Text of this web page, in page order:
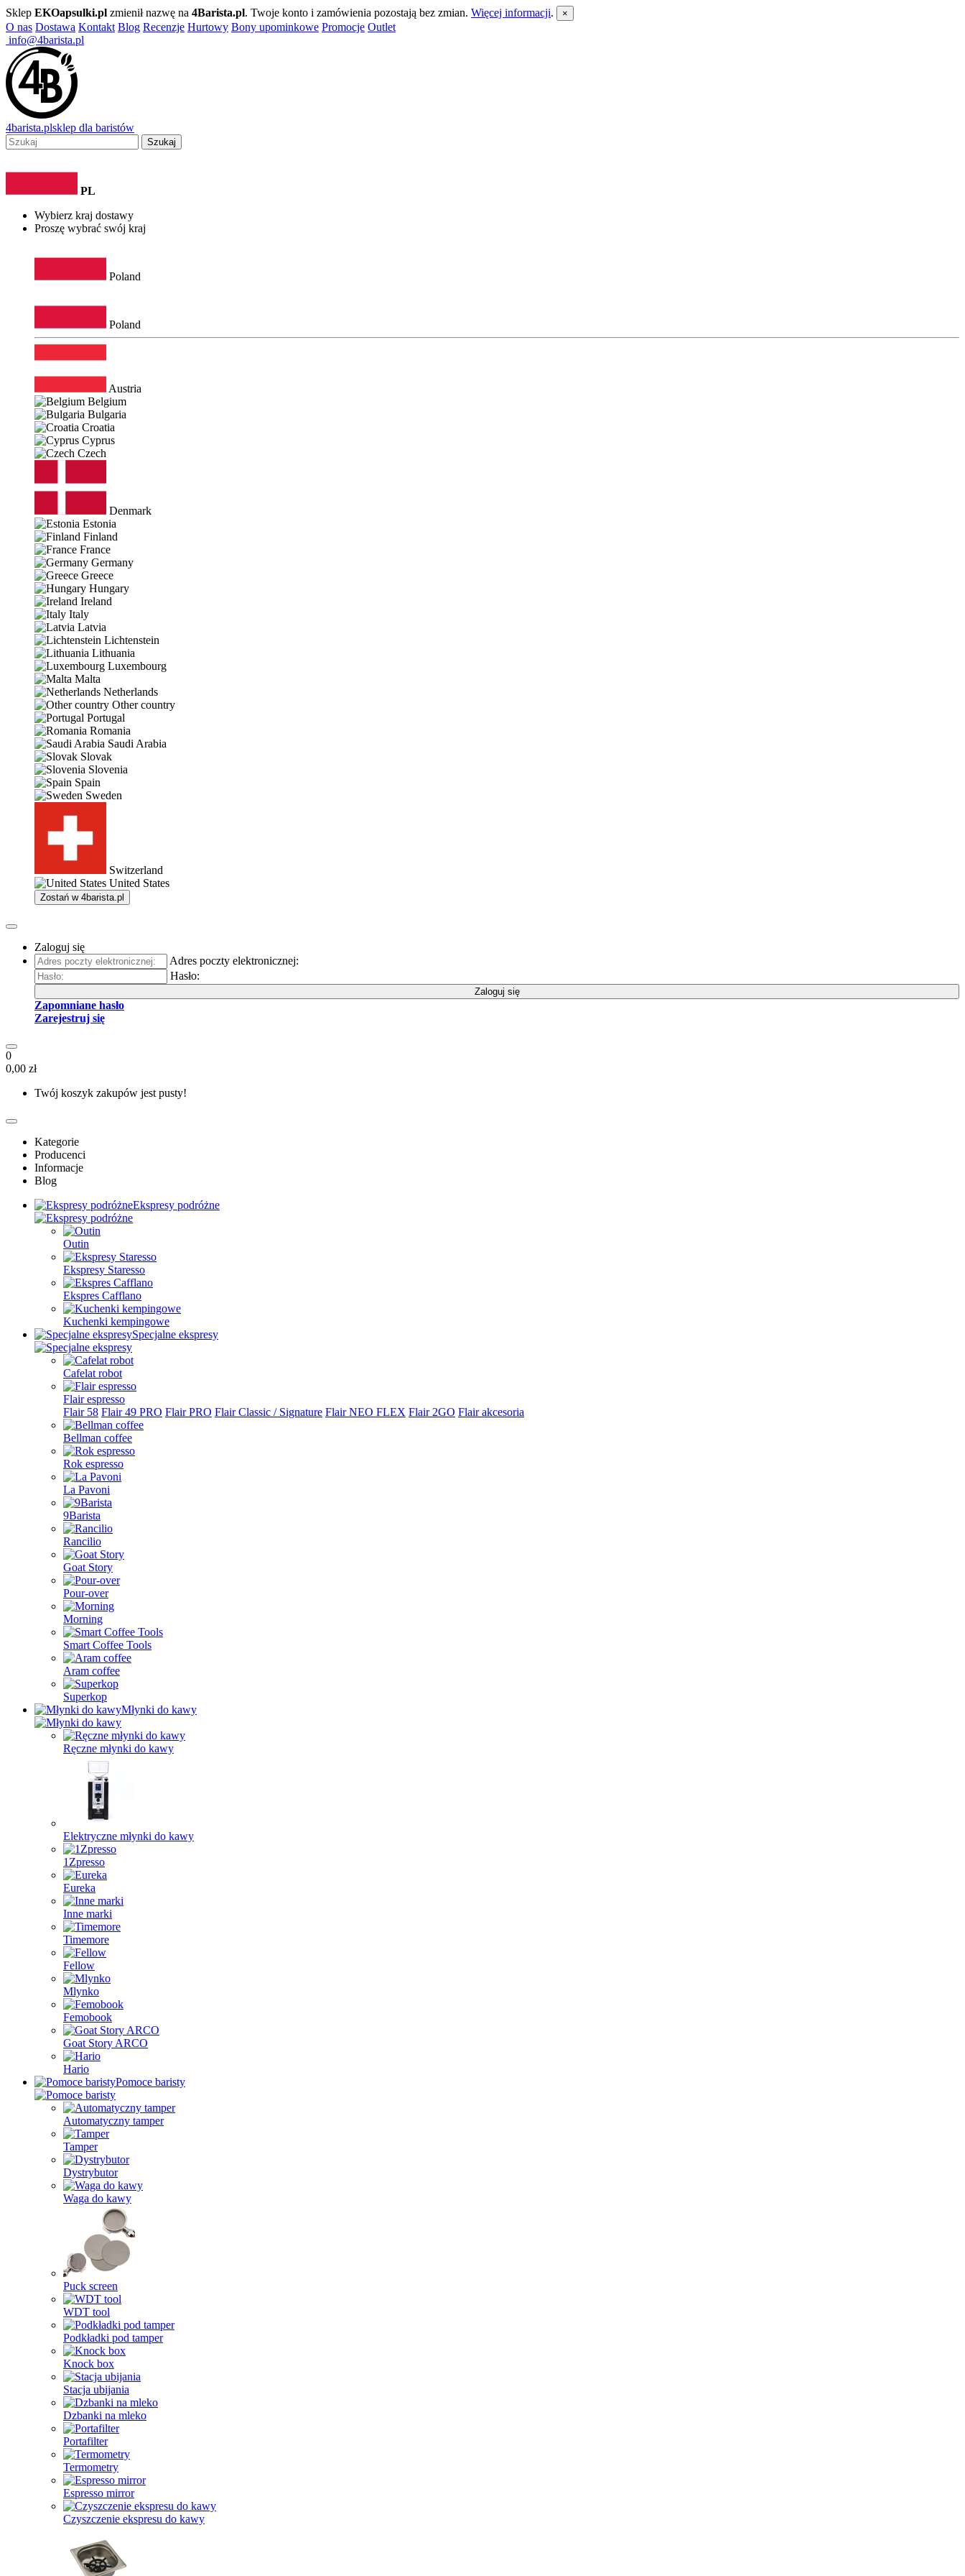
Sklep EKOapsulki.pl zmienił nazwę na 4Barista.pl. Twoje konto i zamówienia pozostają bez zmian. Więcej informacji. ×
O nas Dostawa Kontakt Blog Recenzje Hurtowy Bony upominkowe Promocje Outlet
info@4barista.pl
4barista.plsklep dla baristów
Szukaj
PL
Wybierz kraj dostawy
Proszę wybrać swój kraj
Poland
Poland
Austria
Belgium
Bulgaria
Croatia
Cyprus
Czech
Denmark
Estonia
Finland
France
Germany
Greece
Hungary
Ireland
Italy
Latvia
Lichtenstein
Lithuania
Luxembourg
Malta
Netherlands
Other country
Portugal
Romania
Saudi Arabia
Slovak
Slovenia
Spain
Sweden
Switzerland
United States
Zostań w 4barista.pl
Zaloguj się
Adres poczty elektronicznej:
Hasło:
Zaloguj się
Zapomniane hasło
Zarejestruj się
0
0,00 zł
Twój koszyk zakupów jest pusty!
Kategorie
Producenci
Informacje
Blog
Ekspresy podróżne
Outin
Ekspresy Staresso
Ekspres Cafflano
Kuchenki kempingowe
Specjalne ekspresy
Cafelat robot
Flair espresso
Flair 58 Flair 49 PRO Flair PRO Flair Classic / Signature Flair NEO FLEX Flair 2GO Flair akcesoria
Bellman coffee
Rok espresso
La Pavoni
9Barista
Rancilio
Goat Story
Pour-over
Morning
Smart Coffee Tools
Aram coffee
Superkop
Młynki do kawy
Ręczne młynki do kawy
Elektryczne młynki do kawy
1Zpresso
Eureka
Inne marki
Timemore
Fellow
Mlynko
Femobook
Goat Story ARCO
Hario
Pomoce baristy
Automatyczny tamper
Tamper
Dystrybutor
Waga do kawy
Puck screen
WDT tool
Podkładki pod tamper
Knock box
Stacja ubijania
Dzbanki na mleko
Portafilter
Termometry
Espresso mirror
Czyszczenie ekspresu do kawy